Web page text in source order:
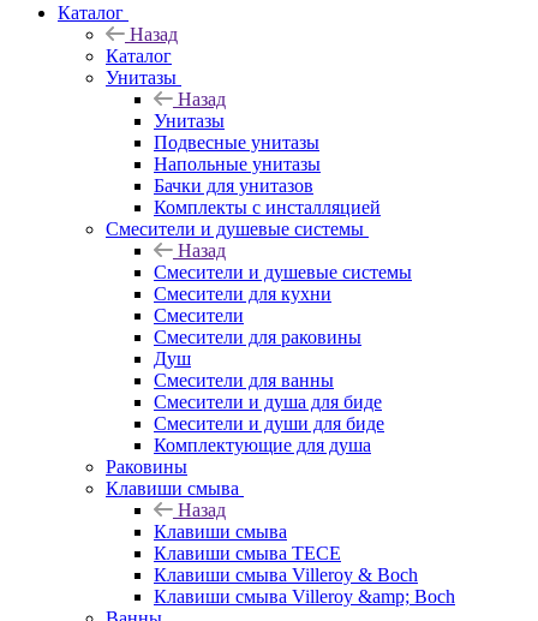
Каталог
Назад
Каталог
Унитазы
Назад
Унитазы
Подвесные унитазы
Напольные унитазы
Бачки для унитазов
Комплекты с инсталляцией
Смесители и душевые системы
Назад
Смесители и душевые системы
Смесители для кухни
Смесители
Смесители для раковины
Душ
Смесители для ванны
Смесители и душа для биде
Смесители и души для биде
Комплектующие для душа
Раковины
Клавиши смыва
Назад
Клавиши смыва
Клавиши смыва TECE
Клавиши смыва Villeroy & Boch
Клавиши смыва Villeroy &amp; Boch